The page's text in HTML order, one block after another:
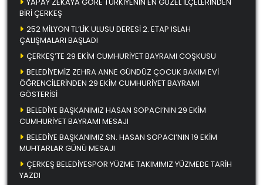
BİRİ ÇERKEŞ
252 MİLYON TL’LİK ULUSU DERESİ 2. ETAP ISLAH
ÇALIŞMALARI BAŞLADI
ÇERKEŞ’TE 29 EKİM CUMHURİYET BAYRAMI COŞKUSU
BELEDİYEMİZ ZEHRA ANNE GÜNDÜZ ÇOCUK BAKIM EVİ
ÖĞRENCİLERİNDEN 29 EKİM CUMHURİYET BAYRAMI
GÖSTERİSİ
BELEDİYE BAŞKANIMIZ HASAN SOPACI’NIN 29 EKİM
CUMHURİYET BAYRAMI MESAJI
BELEDİYE BAŞKANIMIZ SN. HASAN SOPACI’NIN 19 EKİM
MUHTARLAR GÜNÜ MESAJI
ÇERKEŞ BELEDİYESPOR YÜZME TAKIMIMIZ YÜZMEDE TARİH
YAZDI